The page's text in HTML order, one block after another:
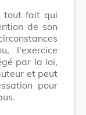
tout fait qui
de son
l'exercice
par la loi,
et peut
pour